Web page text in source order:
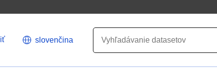
slovenčina